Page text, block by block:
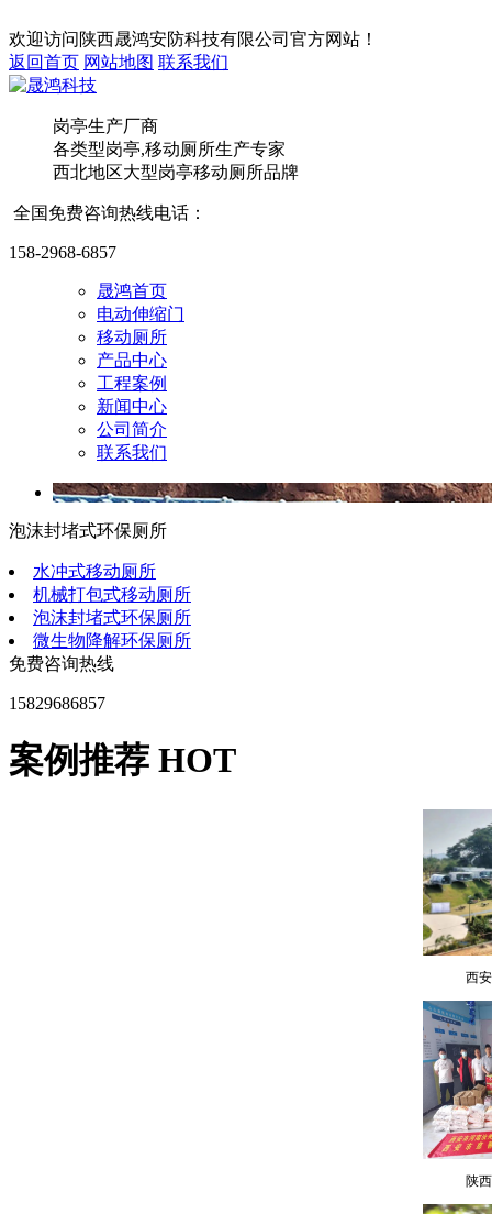
欢迎访问 陕西晟鸿安防科技有限公司 官方网站！
返回首页 网站地图 联系我们
岗亭生产厂商
各类型岗亭,移动厕所生产专家
西北地区大型岗亭移动厕所品牌
全国免费咨询热线电话：
158-2968-6857
晟鸿首页
电动伸缩门
移动厕所
产品中心
工程案例
新闻中心
公司简介
联系我们
泡沫封堵式环保厕所
水冲式移动厕所
机械打包式移动厕所
泡沫封堵式环保厕所
微生物降解环保厕所
免费咨询热线
15829686857
案例推荐 HOT